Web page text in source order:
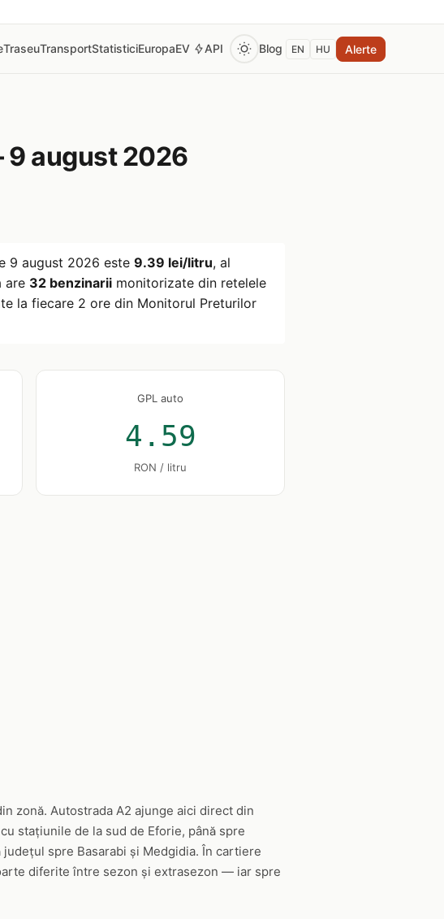
TraseuTransportStatisticiEuropaEV API Blog EN HU Alerte
august 2026
9 august 2026 este 9.39 lei/litru, al
are 32 benzinarii monitorizate din retelele
la fiecare 2 ore din Monitorul Preturilor
GPL auto
4.59
RON / litru
zonă. Autostrada A2 ajunge aici direct din
stațiunile de la sud de Eforie, până spre
spre Basarabi și Medgidia. În cartiere
diferite între sezon și extrasezon — iar spre